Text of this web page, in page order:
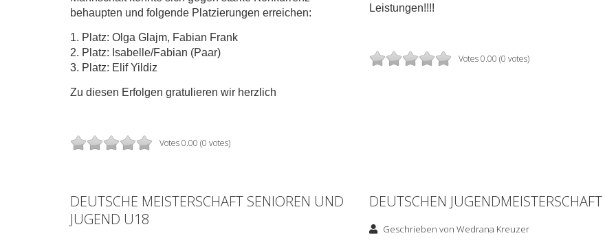
behaupten und folgende Platzierungen erreichen:
1. Platz: Olga Glajm, Fabian Frank
2. Platz: Isabelle/Fabian (Paar)
3. Platz: Elif Yildiz
Zu diesen Erfolgen gratulieren wir herzlich
Votes 0.00 (0 votes)
Leistungen!!!!
Votes 0.00 (0 votes)
DEUTSCHE MEISTERSCHAFT SENIOREN UND
JUGEND U18
DEUTSCHEN JUGENDMEISTERSCHAFT
Geschrieben von Wedrana Kreuzer